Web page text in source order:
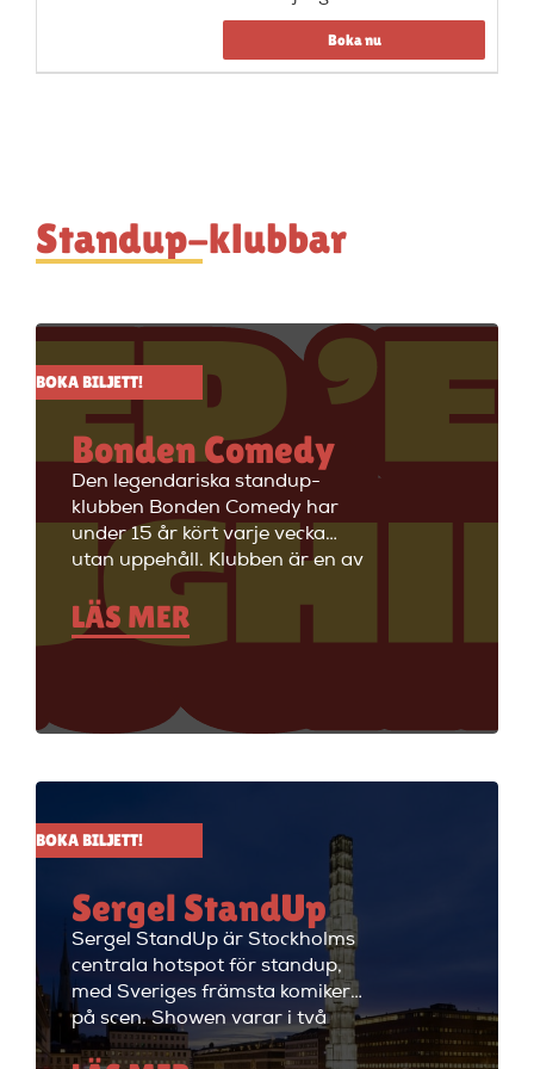
Boka nu
Standup-klubbar
BOKA BILJETT!
Bonden Comedy
Den legendariska standup-
klubben Bonden Comedy har
under 15 år kört varje vecka
utan uppehåll. Klubben är en av
Stockholms äldsta
standupklubbar och är känd för
att ha de bästa komikerna i
välkommen till Big Ben Stand
LÄS MER
BOKA BILJETT!
Sergel StandUp
Sergel StandUp är Stockholms
centrala hotspot för standup,
med Sveriges främsta komiker
på scen. Showen varar i två
timmar med en paus, och